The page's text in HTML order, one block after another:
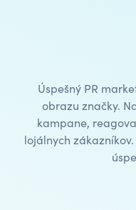
Úspešný PR
obrazu značky.
kampane,
lojálnych